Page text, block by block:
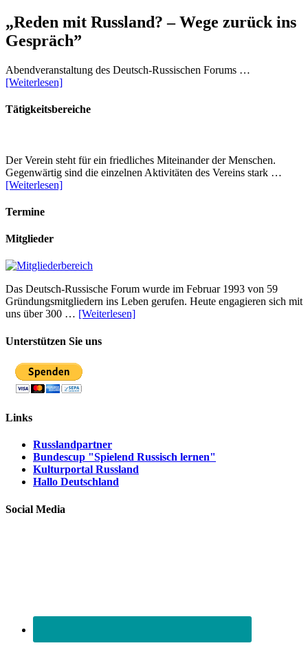
„Reden mit Russland? – Wege zurück ins
Gespräch”
Abendveranstaltung des Deutsch-Russischen Forums …
[Weiterlesen]
Tätigkeitsbereiche
Der Verein steht für ein friedliches Miteinander der Menschen.
Gegenwärtig sind die einzelnen Aktivitäten des Vereins stark …
[Weiterlesen]
Termine
Mitglieder
Das Deutsch-Russische Forum wurde im Februar 1993 von 59
Gründungsmitgliedern ins Leben gerufen. Heute engagieren sich mit
uns über 300 … [Weiterlesen]
Unterstützen Sie uns
Links
Russlandpartner
Bundescup "Spielend Russisch lernen"
Kulturportal Russland
Hallo Deutschland
Social Media